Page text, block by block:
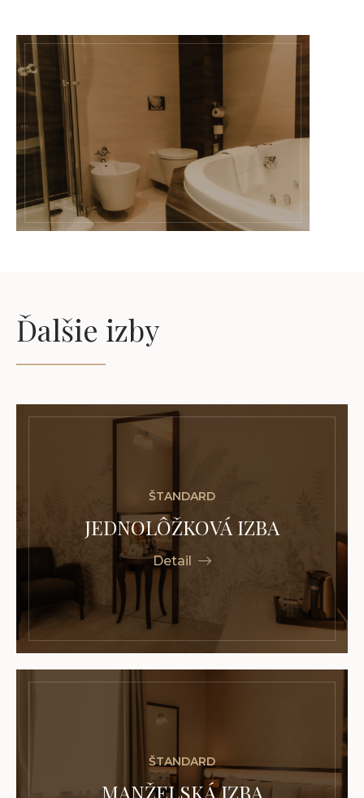
Ďalšie izby
ŠTANDARD
JEDNOLÔŽKOVÁ IZBA
Detail
ŠTANDARD
MANŽELSKÁ IZBA